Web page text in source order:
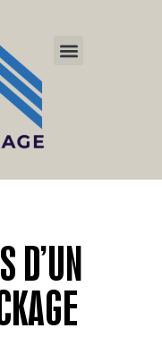
D’UN